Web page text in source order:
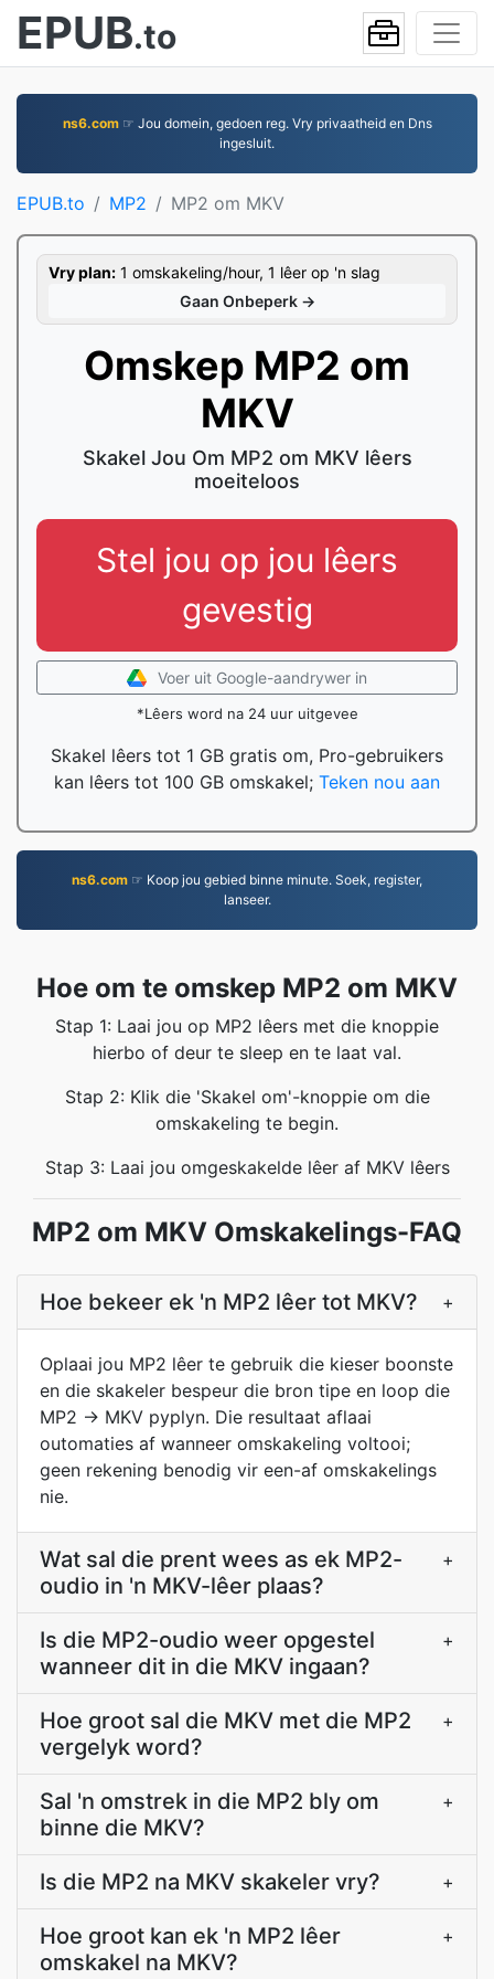
EPUB.to
ns6.com☞ Jou domein, gedoen reg. Vry privaatheid en Dns
ingesluit.
EPUB.to MP2 MP2 om MKV
Vry plan: 1 omskakeling/hour, 1 lêer op 'n slag
Gaan Onbeperk →
Omskep MP2 om
MKV
Skakel Jou Om MP2 om MKV lêers
moeiteloos
Stel jou op jou lêers
gevestig
Voer uit Google-aandrywer in
*Lêers word na 24 uur uitgevee
Skakel lêers tot 1 GB gratis om, Pro-gebruikers
kan lêers tot 100 GB omskakel; Teken nou aan
ns6.com ☞ Koop jou gebied binne minute. Soek, register,
lanseer.
Hoe om te omskep MP2 om MKV
Stap 1: Laai jou op MP2 lêers met die knoppie
hierbo of deur te sleep en te laat val.
Stap 2: Klik die 'Skakel om'-knoppie om die
omskakeling te begin.
Stap 3: Laai jou omgeskakelde lêer af MKV lêers
MP2 om MKV Omskakelings-FAQ
Hoe bekeer ek 'n MP2 lêer tot MKV? +
Oplaai jou MP2 lêer te gebruik die kieser boonste
en die skakeler bespeur die bron tipe en loop die
MP2 → MKV pyplyn. Die resultaat aflaai
outomaties af wanneer omskakeling voltooi;
geen rekening benodig vir een-af omskakelings
nie.
Wat sal die prent wees as ek MP2-
oudio in 'n MKV-lêer plaas?
+
Is die MP2-oudio weer opgestel
wanneer dit in die MKV ingaan?
+
Hoe groot sal die MKV met die MP2
vergelyk word?
+
Sal 'n omstrek in die MP2 bly om
binne die MKV?
+
Is die MP2 na MKV skakeler vry? +
Hoe groot kan ek 'n MP2 lêer
omskakel na MKV?
+